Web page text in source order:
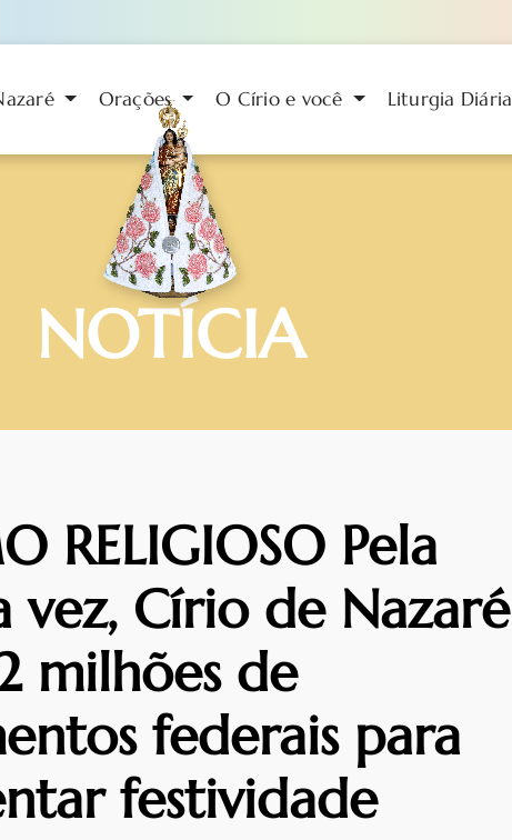
Orações O Círio e você Liturgia Diária
NOTÍCIA
RELIGIOSO Pela
vez, Círio de Nazaré
milhões de
federais para
festividade